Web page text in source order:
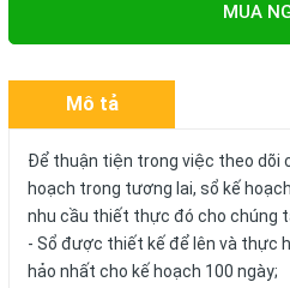
MUA
Mô tả
Để thuận tiện trong việc theo dõi
hoạch trong tương lai, sổ kế
nhu cầu thiết thực đó cho chúng
- Sổ được thiết kế để lên và thực
hảo nhất cho kế hoạch 100 ngày;